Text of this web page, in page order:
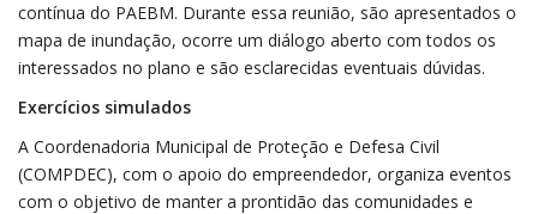
contínua do PAEBM. Durante essa reunião, são apresentados o
mapa de inundação, ocorre um diálogo aberto com todos os
interessados no plano e são esclarecidas eventuais dúvidas.
Exercícios simulados
A Coordenadoria Municipal de Proteção e Defesa Civil
(COMPDEC), com o apoio do empreendedor, organiza eventos
com o objetivo de manter a prontidão das comunidades e